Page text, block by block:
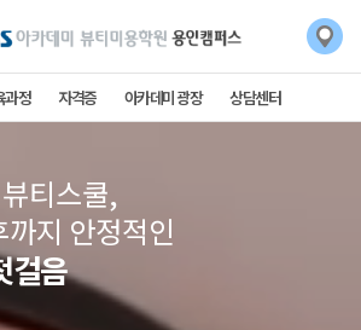
과정 자격증 아카데미 광장 상담센터
티스쿨,
지 안정적인
걸음